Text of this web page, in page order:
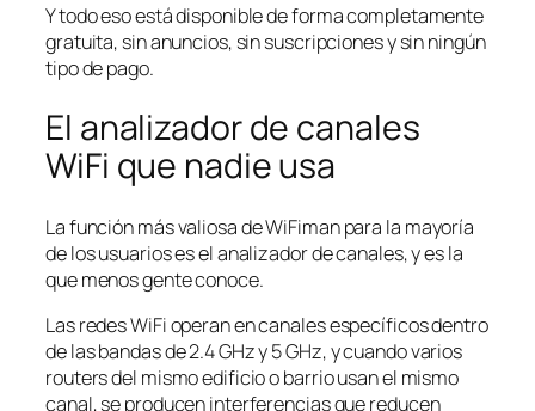
Y todo eso está disponible de forma completamente
gratuita, sin anuncios, sin suscripciones y sin ningún
tipo de pago.
El analizador de canales
WiFi que nadie usa
La función más valiosa de WiFiman para la mayoría
de los usuarios es el analizador de canales, y es la
que menos gente conoce.
Las redes WiFi operan en canales específicos dentro
de las bandas de 2.4 GHz y 5 GHz, y cuando varios
routers del mismo edificio o barrio usan el mismo
canal, se producen interferencias que reducen